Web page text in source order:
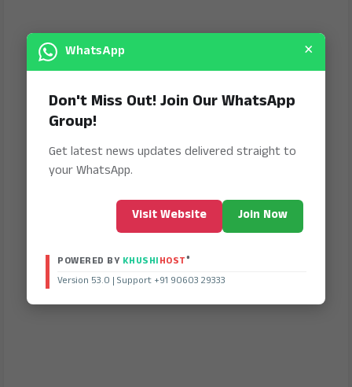
WhatsApp ×
Don't Miss Out! Join Our WhatsApp
Group!
Get latest news updates delivered straight to
your WhatsApp.
Visit Website Join Now
POWERED BY KHUSHIHOST®
Version 53.0 | Support +91 90603 29333